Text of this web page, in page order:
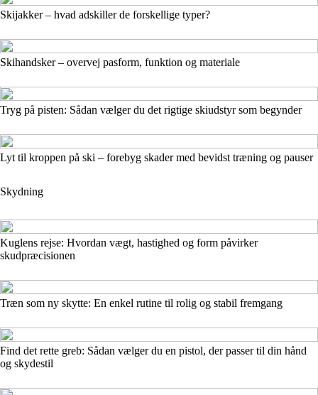
Skijakker – hvad adskiller de forskellige typer?
Skihandsker – overvej pasform, funktion og materiale
Tryg på pisten: Sådan vælger du det rigtige skiudstyr som begynder
Lyt til kroppen på ski – forebyg skader med bevidst træning og pauser
Skydning
Kuglens rejse: Hvordan vægt, hastighed og form påvirker
skudpræcisionen
Træn som ny skytte: En enkel rutine til rolig og stabil fremgang
Find det rette greb: Sådan vælger du en pistol, der passer til din hånd
og skydestil